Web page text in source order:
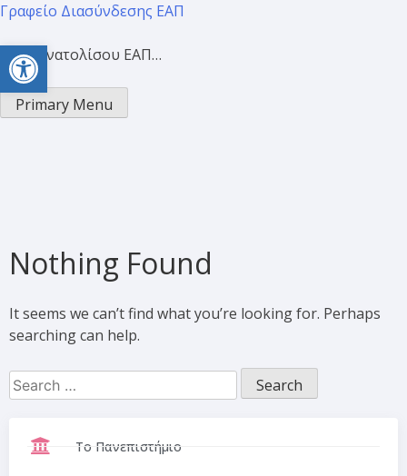
Open toolbar
Γραφείο Διασύνδεσης ΕΑΠ
Προσανατολίσου ΕΑΠ…
Primary Menu
Nothing Found
It seems we can’t find what you’re looking for. Perhaps
searching can help.
Το Πανεπιστήμιο